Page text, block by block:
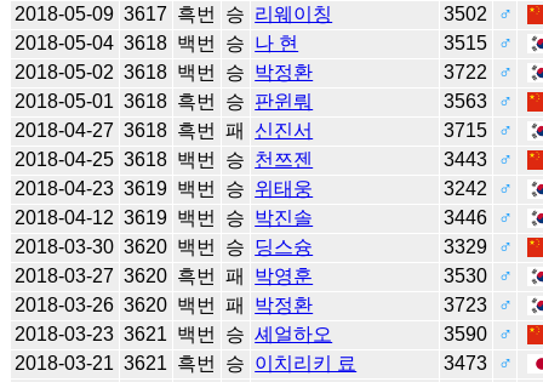
2018-05-09 3617 흑번 승 리웨이칭 3502
♂
2018-05-04 3618 백번 승 나 현 3515
♂
2018-05-02 3618 백번 승 박정환 3722
♂
2018-05-01 3618 흑번 승 판윈뤄 3563
♂
2018-04-27 3618 흑번 패 신진서 3715
♂
2018-04-25 3618 백번 승 천쯔젠 3443
♂
2018-04-23 3619 백번 승 위태웅 3242
♂
2018-04-12 3619 백번 승 박진솔 3446
♂
2018-03-30 3620 백번 승 딩스슝 3329
♂
2018-03-27 3620 흑번 패 박영훈 3530
♂
2018-03-26 3620 백번 패 박정환 3723
♂
2018-03-23 3621 백번 승 셰얼하오 3590
♂
2018-03-21 3621 흑번 승 이치리키 료 3473
♂